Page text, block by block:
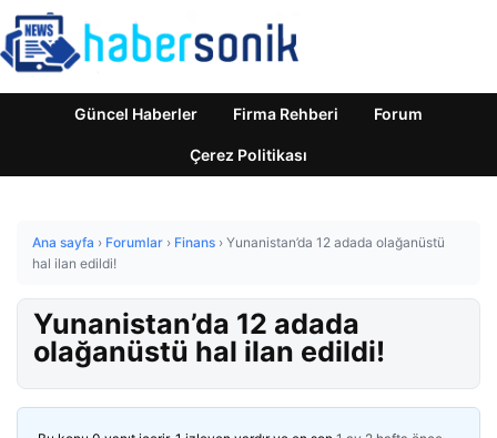
Güncel Haberler Firma Rehberi Forum
Çerez Politikası
Ana sayfa › Forumlar › Finans › Yunanistan’da 12 adada olağanüstü
hal ilan edildi!
Yunanistan’da 12 adada
olağanüstü hal ilan edildi!